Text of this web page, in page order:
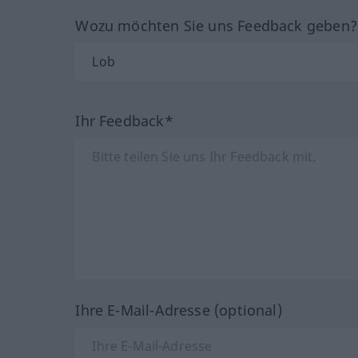
Wozu möchten Sie uns Feedback
Ihr Feedback*
Ihre E-Mail-Adresse (optional)